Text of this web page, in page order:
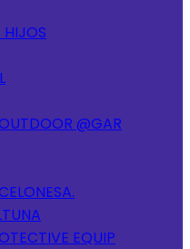
HIJOS
@GAR
EQUIP